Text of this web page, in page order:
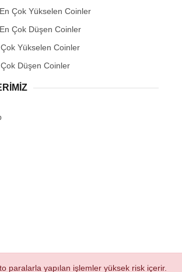
Çok Yükselen Coinler
Çok Düşen Coinler
Yükselen Coinler
Düşen Coinler
paralarla yapılan işlemler yüksek risk içerir.